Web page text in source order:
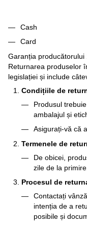
Cash
Card
Garanția producătorului
Returnarea produselor
legislației și include
Condițiile de
Produsul
ambalajul și
Asigurați-vă că
Termenele de
De obicei,
zile de la primire.
Procesul de
Contactați
intenția de a
posibile și